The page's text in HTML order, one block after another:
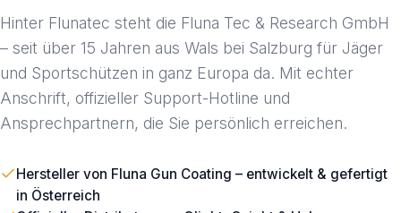
Hinter Flunatec steht die Fluna Tec & Research GmbH
– seit über 15 Jahren aus Wals bei Salzburg für Jäger
und Sportschützen in ganz Europa da. Mit echter
Anschrift, offizieller Support-Hotline und
Ansprechpartnern, die Sie persönlich erreichen.
Hersteller von Fluna Gun Coating – entwickelt & gefertigt
in Österreich